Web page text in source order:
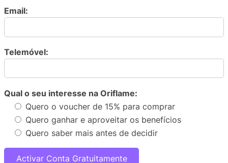
Email:
Telemóvel:
Qual o seu interesse na Oriflame:
Quero o voucher de 15% para comprar
Quero ganhar e aproveitar os benefícios
Quero saber mais antes de decidir